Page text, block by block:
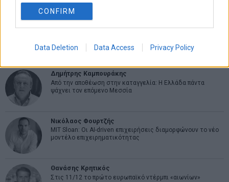
CONFIRM
Data Deletion Data Access Privacy Policy
Σταματίνα Σταματάκου
Δημήτρης Καμπουράκης
Από την αποθέωση στην καταγγελία: Η Ελλάδα πάντα
ψάχνει τον επόμενο Μεσσία
Νικόλαος Φουρτζής
MIT Sloan: Οι AI-driven επιχειρήσεις διαμορφώνουν το νέο
μοντέλο επιχειρηματικότητας
Θανάσης Κρητικός
Στις 11/12 το πρώτο ευρωπαϊκό ντέρμπι «αιωνίων»